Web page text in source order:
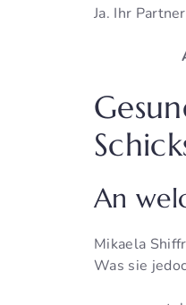
Ja. Ihr
An
Mikaela
Was sie